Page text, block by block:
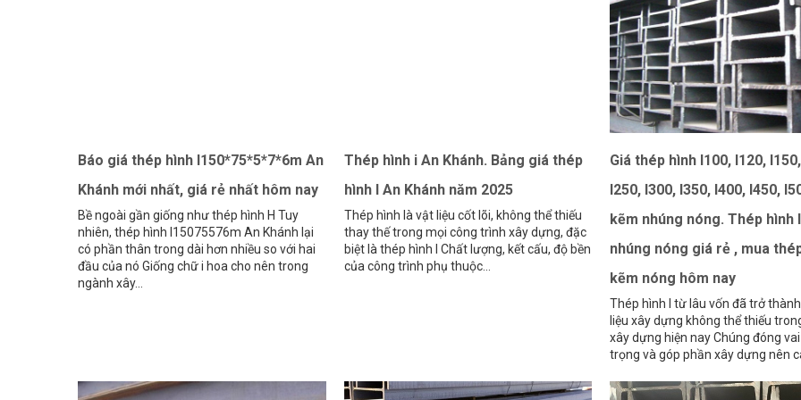
Báo giá thép hình I150*75*5*7*6m An
Khánh mới nhất, giá rẻ nhất hôm nay
Bề ngoài gần giống như thép hình H Tuy
nhiên, thép hình I15075576m An Khánh lại
có phần thân trong dài hơn nhiều so với hai
đầu của nó Giống chữ i hoa cho nên trong
ngành xây...
Thép hình i An Khánh. Bảng giá thép
hình I An Khánh năm 2025
Thép hình là vật liệu cốt lõi, không thể thiếu
thay thế trong mọi công trình xây dựng, đặc
biệt là thép hình I Chất lượng, kết cấu, độ bền
của công trình phụ thuộc...
Giá thép hình I100, I120,
I250, I300, I350, I400, I450,
kẽm nhúng nóng. Thép hình
nhúng nóng giá rẻ , mua
kẽm nóng hôm nay
Thép hình I từ lâu vốn đã trở
liệu xây dựng không thể thiếu
xây dựng hiện nay Chúng đóng
trọng và góp phần xây dựng nên